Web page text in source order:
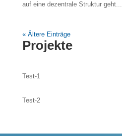
auf eine dezentrale Struktur geht...
« Ältere Einträge
Projekte
Test-1
Test-2